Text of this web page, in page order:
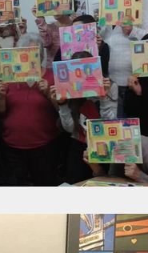
Jovens